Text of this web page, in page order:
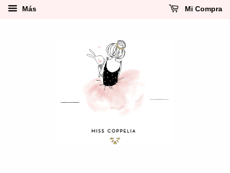
Más Mi Compra